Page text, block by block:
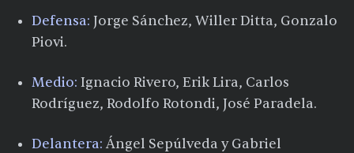
Defensa: Jorge Sánchez, Willer Ditta, Gonzalo
Piovi.
Medio: Ignacio Rivero, Erik Lira, Carlos
Rodríguez, Rodolfo Rotondi, José Paradela.
Delantera:Ángel Sepúlveda y Gabriel